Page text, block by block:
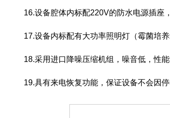
16.设备腔体内标配220V的防水电源插座
17.设备内标配有大功率照明灯（霉菌培
18.采用进口降噪压缩机组，噪音低，性能
19.具有来电恢复功能，保证设备不会因